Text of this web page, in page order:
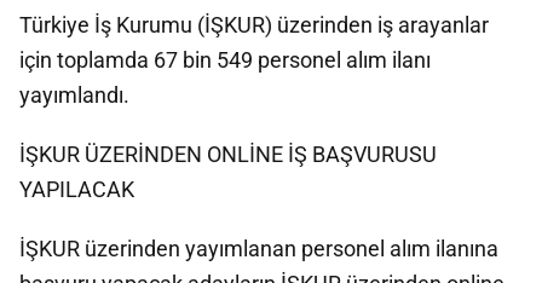
Türkiye İş Kurumu (İŞKUR) üzerinden iş arayanlar
için toplamda 67 bin 549 personel alım ilanı
yayımlandı.
İŞKUR ÜZERİNDEN ONLİNE İŞ BAŞVURUSU
YAPILACAK
İŞKUR üzerinden yayımlanan personel alım ilanına